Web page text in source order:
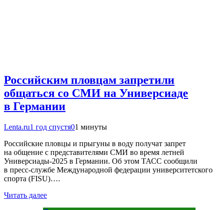
Российским пловцам запретили
общаться со СМИ на Универсиаде
в Германии
Lenta.ru1 год спустя01 минуты
Российские пловцы и прыгуны в воду получат запрет
на общение с представителями СМИ во время летней
Универсиады-2025 в Германии. Об этом ТАСС сообщили
в пресс-службе Международной федерации университетского
спорта (FISU)….
Читать далее